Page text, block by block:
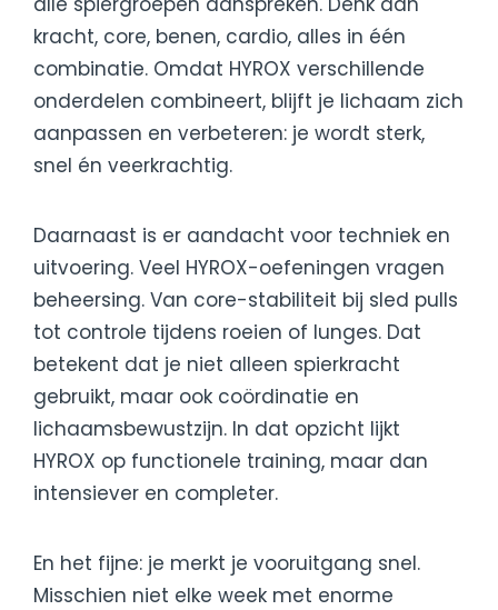
kracht, core, benen, cardio, alles in één
combinatie. Omdat HYROX verschillende
onderdelen combineert, blijft je lichaam zich
aanpassen en verbeteren: je wordt sterk,
snel én veerkrachtig.
Daarnaast is er aandacht voor techniek en
uitvoering. Veel HYROX-oefeningen vragen
beheersing. Van core-stabiliteit bij sled pulls
tot controle tijdens roeien of lunges. Dat
betekent dat je niet alleen spierkracht
gebruikt, maar ook coördinatie en
lichaamsbewustzijn. In dat opzicht lijkt
HYROX op functionele training, maar dan
intensiever en completer.
En het fijne: je merkt je vooruitgang snel.
Misschien niet elke week met enorme